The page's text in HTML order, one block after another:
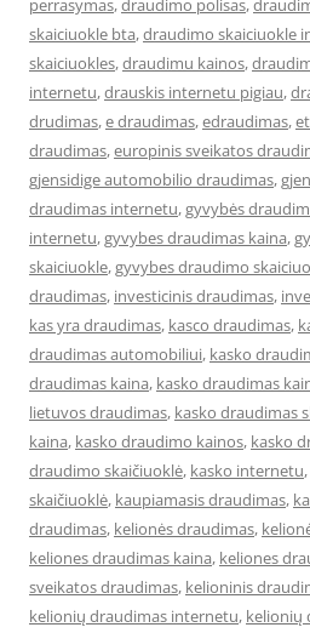
perrasymas,draudimo polisas,
skaiciuokle bta,draudimo skaiciuokle
skaiciuokles,draudimu kainos,
internetu,drauskis internetu pigiau,
drudimas,e draudimas,edraudimas,
draudimas,europinis sveikatos
gjensidige automobilio draudimas,
draudimas internetu,gyvybės
internetu,gyvybes draudimas kaina,
skaiciuokle,gyvybes draudimo
draudimas, investicinis draudimas,
kas yra draudimas, kasco draudimas,
draudimas automobiliui, kasko
draudimas kaina, kasko draudimas
lietuvos draudimas, kasko draudimas
kaina, kasko draudimo kainos, kasko
draudimo skaičiuoklė, kasko internetu,
skaičiuoklė, kaupiamasis draudimas,
draudimas, kelionės draudimas,
keliones draudimas kaina, keliones
sveikatos draudimas, kelioninis
kelionių draudimas internetu, kelionių